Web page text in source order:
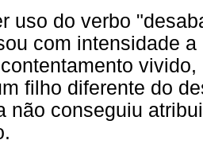
uso do verbo
com intensidade
filho diferente do
não conseguiu